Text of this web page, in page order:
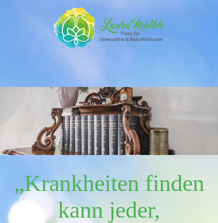
„Krankheiten finden
kann jeder,